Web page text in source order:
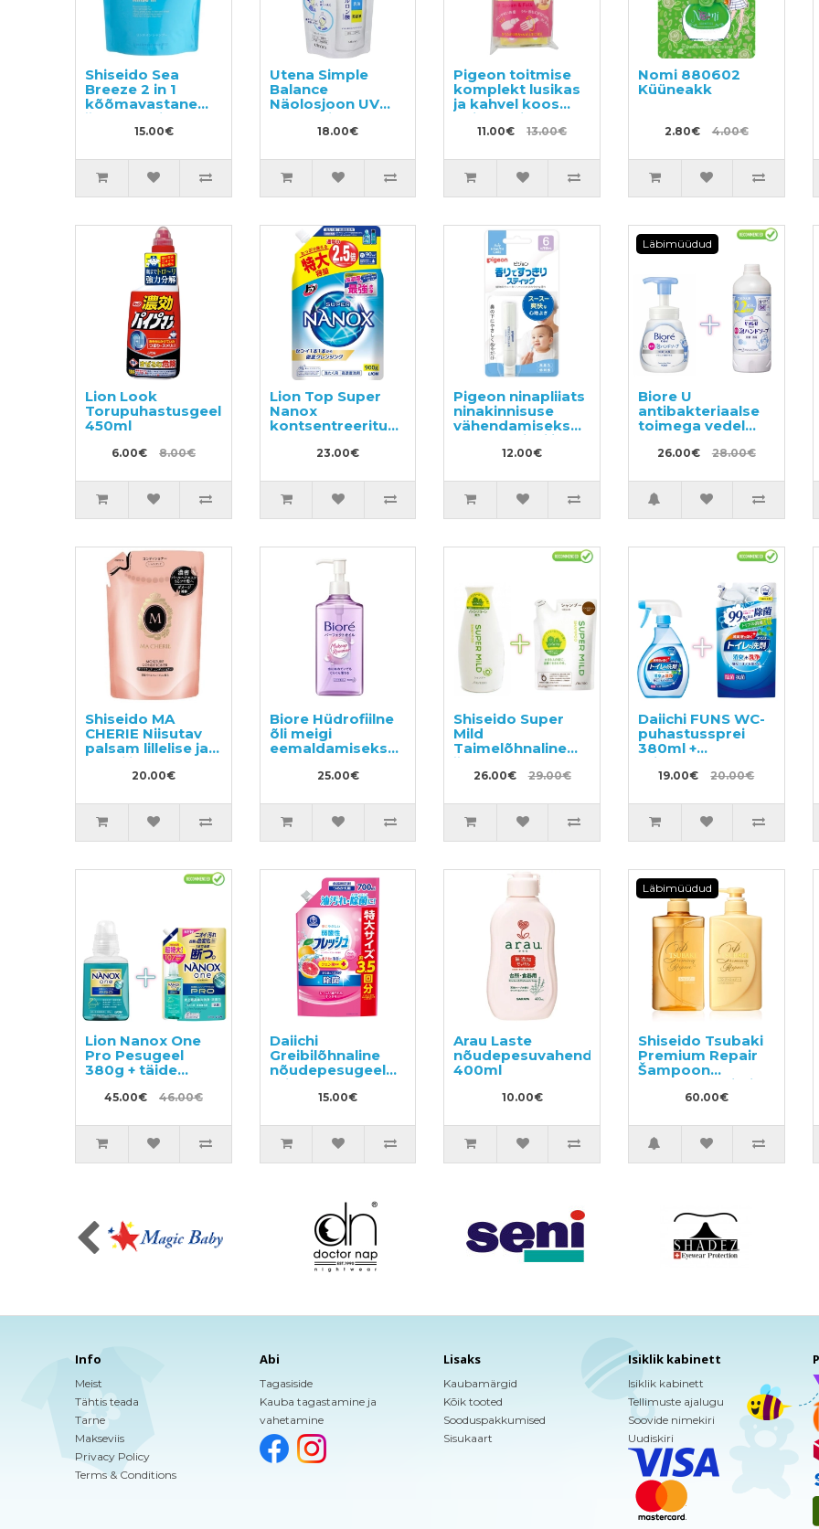
Shiseido Sea
Breeze 2 in 1
kõõmavastane
šampoon ja
palsam
400ml
15.00€
Utena Simple
Balance
Näolosjoon UV
SPF5 kaitsega,
täide 200ml
18.00€
Pigeon toitmise
komplekt lusikas
ja kahvel koos
hoiukarbiga, 1 tk
11.00€ 13.00€
Nomi 880602
Küüneakk
2.80€ 4.00€
Lion Look
Torupuhastusgeel
450ml
6.00€ 8.00€
Lion Top Super
Nanox
kontsentreeritud
pesemisgeel,
23.00€
Pigeon ninapliiats
ninakinnisuse
vähendamiseks
elukalüpti õli ja
piparmündiga
12.00€
Läbimüüdud
Biore U
antibakteriaalse
toimega vedel
kerge
240ml +
täitepakend
26.00€ 28.00€
Shiseido MA
CHERIE Niisutav
palsam lillelise ja
puuviljase
lõhnaga, täide
20.00€
Biore Hüdrofiilne
õli meigi
eemaldamiseks
25.00€
Shiseido Super
Mild
Taimelõhnaline
šampoon 220ml +
täide 400ml
26.00€ 29.00€
Daiichi FUNS WC-
puhastussprei
380ml +
täitepakend
330ml
19.00€ 20.00€
Lion Nanox One
Pro Pesugeel
380g + täide
45.00€ 46.00€
Daiichi
Greibilõhnaline
nõudepesugeel
täide 700ml
15.00€
Arau Laste
nõudepesuvahend
400ml
10.00€
Läbimüüdud
Shiseido Tsubaki
Premium Repair
Šampoon
490ml+konditsioneer
60.00€
Info
Meist
Tähtis teada
Tarne
Makseviis
Privacy Policy
Terms & Conditions
Abi
Tagasiside
Kauba tagastamine ja
vahetamine
Lisaks
Kaubamärgid
Kõik tooted
Sooduspakkumised
Sisukaart
Isiklik kabinett
Isiklik kabinett
Tellimuste ajalugu
Soovide nimekiri
Uudiskiri